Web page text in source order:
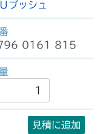
ブッシュ
0161 815
見積に追加